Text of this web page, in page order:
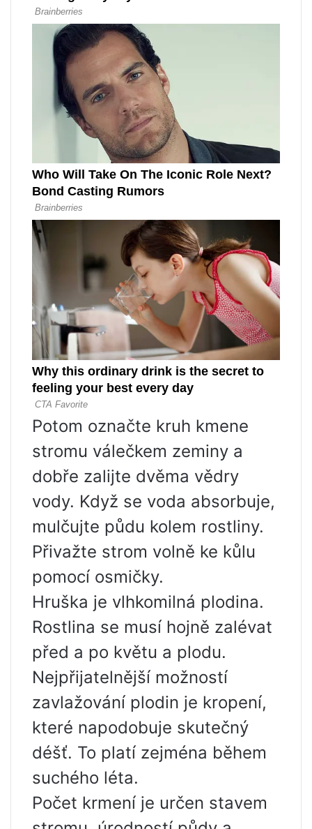
Potom označte kruh kmene
stromu válečkem zeminy a
dobře zalijte dvěma vědry
vody. Když se voda absorbuje,
mulčujte půdu kolem rostliny.
Přivažte strom volně ke kůlu
pomocí osmičky.
Hruška je vlhkomilná plodina.
Rostlina se musí hojně zalévat
před a po květu a plodu.
Nejpřijatelnější možností
zavlažování plodin je kropení,
které napodobuje skutečný
déšť. To platí zejména během
suchého léta.
Počet krmení je určen stavem